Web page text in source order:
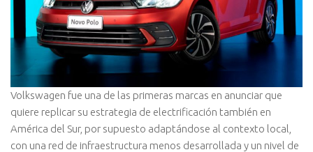
Volkswagen fue una de las primeras marcas en anunciar que
quiere replicar su estrategia de electrificación también en
América del Sur, por supuesto adaptándose al contexto local,
con una red de infraestructura menos desarrollada y un nivel de